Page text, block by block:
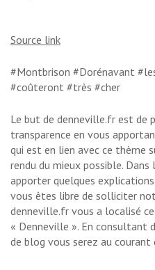
Source link
#Montbrison #Dorénavant
#coûteront #très #cher
Le but de denneville.fr est de
transparence en vous
qui est en lien avec ce thème
rendu du mieux possible.
apporter quelques
vous êtes libre de solliciter
denneville.fr vous a localisé
« Denneville ». En consultant
de blog vous serez au courant